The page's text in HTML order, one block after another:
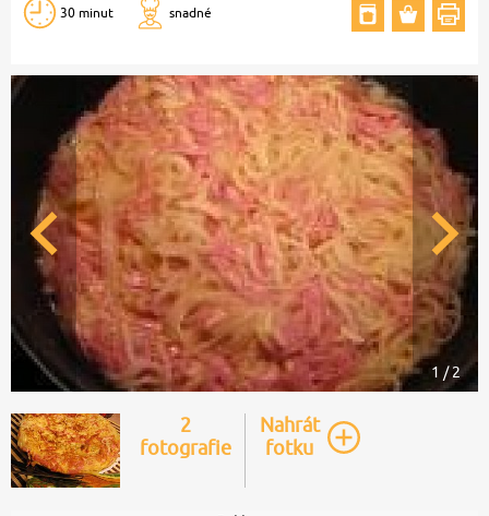
30 minut snadné
1 / 2
2
fotografie
Nahrát
fotku